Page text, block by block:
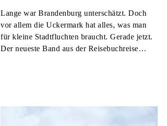
Lange war Brandenburg unterschätzt. Doch
vor allem die Uckermark hat alles, was man
für kleine Stadtfluchten braucht. Gerade jetzt.
Der neueste Band aus der Reisebuchreise…